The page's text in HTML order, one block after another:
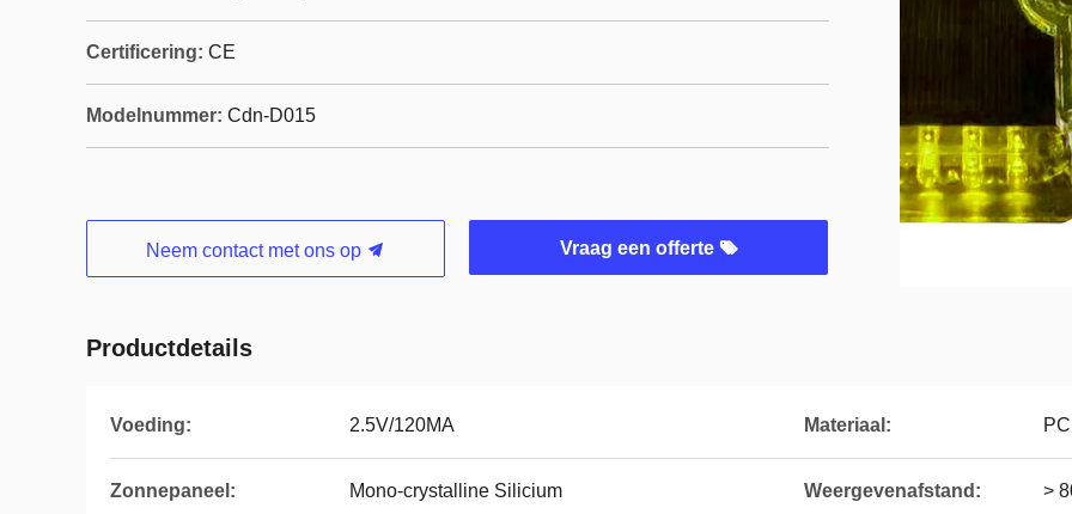
Certificering: CE
Modelnummer: Cdn-D015
Neem contact met ons op Vraag een offerte
Productdetails
Voeding: 2.5V/120MA Materiaal: PC
Zonnepaneel: Mono-crystalline Silicium Weergevenafstand: >